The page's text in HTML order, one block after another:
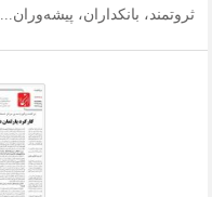
ثروتمند، بانکداران، پیشه‌وران...